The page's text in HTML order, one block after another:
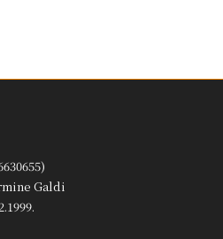
Galdi